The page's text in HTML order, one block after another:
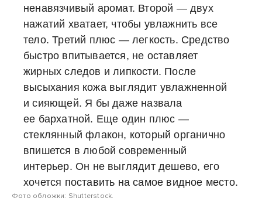
ненавязчивый аромат. Второй — двух
нажатий хватает, чтобы увлажнить все
тело. Третий плюс — легкость. Средство
быстро впитывается, не оставляет
жирных следов и липкости. После
высыхания кожа выглядит увлажненной
и сияющей. Я бы даже назвала
ее бархатной. Еще один плюс —
стеклянный флакон, который органично
впишется в любой современный
интерьер. Он не выглядит дешево, его
хочется поставить на самое видное место.
Фото обложки: Shutterstock.